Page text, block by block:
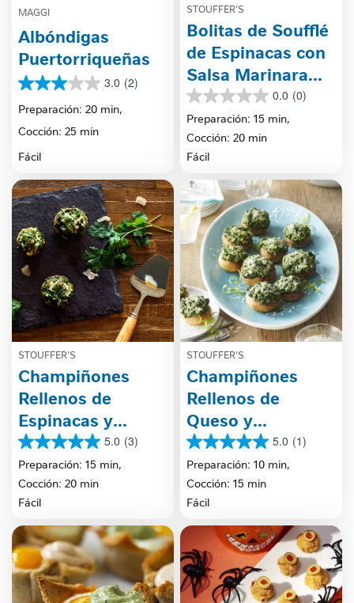
MAGGI
Albóndigas
Puertorriqueñas
3.0 (2)
3.0
de
5
estrellas.
reseñas
Preparación: 20 min,
Cocción: 25 min
Fácil
STOUFFER'S
Bolitas de Soufflé
de Espinacas con
Salsa Marinara
Picante y
Ahumada
0.0 (0)
0.0
de
estrellas.
Preparación: 15 min,
Cocción: 20 min
Fácil
STOUFFER'S
Champiñones
Rellenos de
Espinacas y
Salchicha 5.0 (3)
5.0
de
estrellas.
3
Preparación: 15 min,
Cocción: 20 min
Fácil
STOUFFER'S
Champiñones
Rellenos de
Queso y
Espinacas
STOUFFER'S®
5.0 (1)
5.0
de
estrellas.
1
Preparación: 10 min,
Cocción: 15 min
Fácil